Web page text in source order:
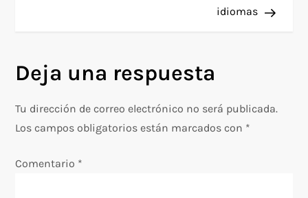
g
a
c
i
idiomas
Deja una respuesta
Tu dirección de correo electrónico no será publicada.
Los campos obligatorios están marcados con *
Comentario *